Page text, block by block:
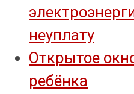
неуплату
Открытое
ребёнка